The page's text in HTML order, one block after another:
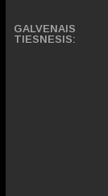
GALVENAIS
TIESNESIS: